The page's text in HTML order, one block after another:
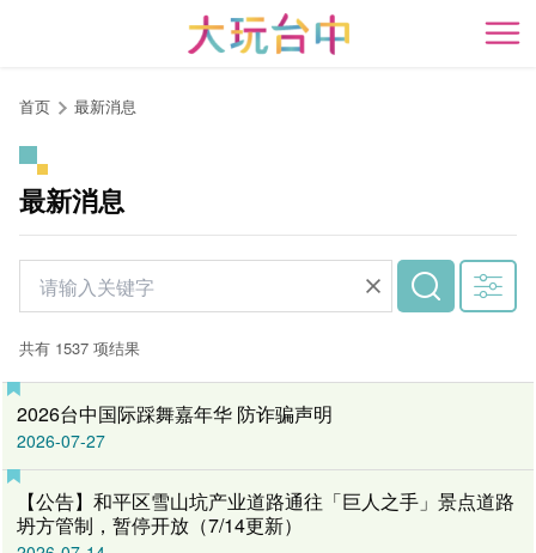
开
首页 最新消息
最新消息
共有 1537 项结果
2026台中国际踩舞嘉年华 防诈骗声明
2026-07-27
【公告】和平区雪山坑产业道路通往「巨人之手」景点道路
坍方管制，暂停开放（7/14更新）